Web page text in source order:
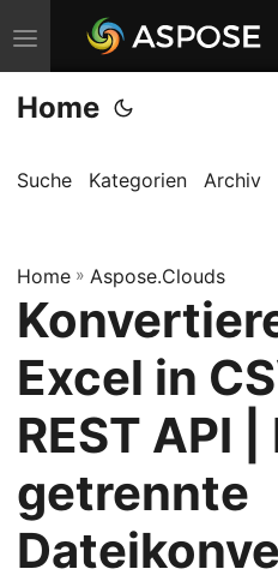
N
a
v
g
i
o
n
u
s
c
h
a
Home
Suche Kategorien Archiv
Home » Aspose.Clouds
Excel in
REST API
getrennte